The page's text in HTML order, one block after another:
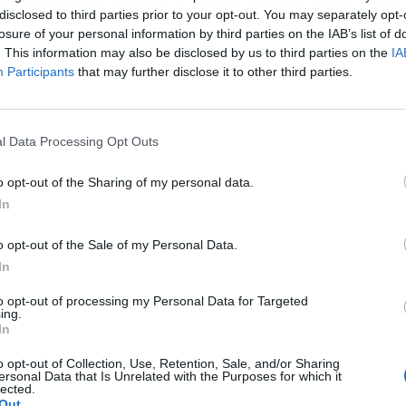
to third parties prior to your opt-out. You may separately
of your personal information by third parties on the IAB’s list of
This information may also be disclosed by us to third parties on the
Participants that may further disclose it to other third parties.
Data Processing Opt Outs
opt-out of the Sharing of my personal data.
opt-out of the Sale of my Personal Data.
opt-out of processing my Personal Data for Targeted
opt-out of Collection, Use, Retention, Sale, and/or Sharing
Data that Is Unrelated with the Purposes for which it
még 2022-ben, szolidaritásból tűztek ki. A döntés
ukrán elnök rendelete áll, amellyel egy különleges
Felkelő Hadsereg (UPA) hőseiről nevezett el - írta a
váltott ki Lengyelországban, a külügyminisztériumtól
portfolio.hu hírarchívumához tartozik, melynek olvasása
tartalmazza:
cikkarchívum
elmúlt 2 év napon belüli